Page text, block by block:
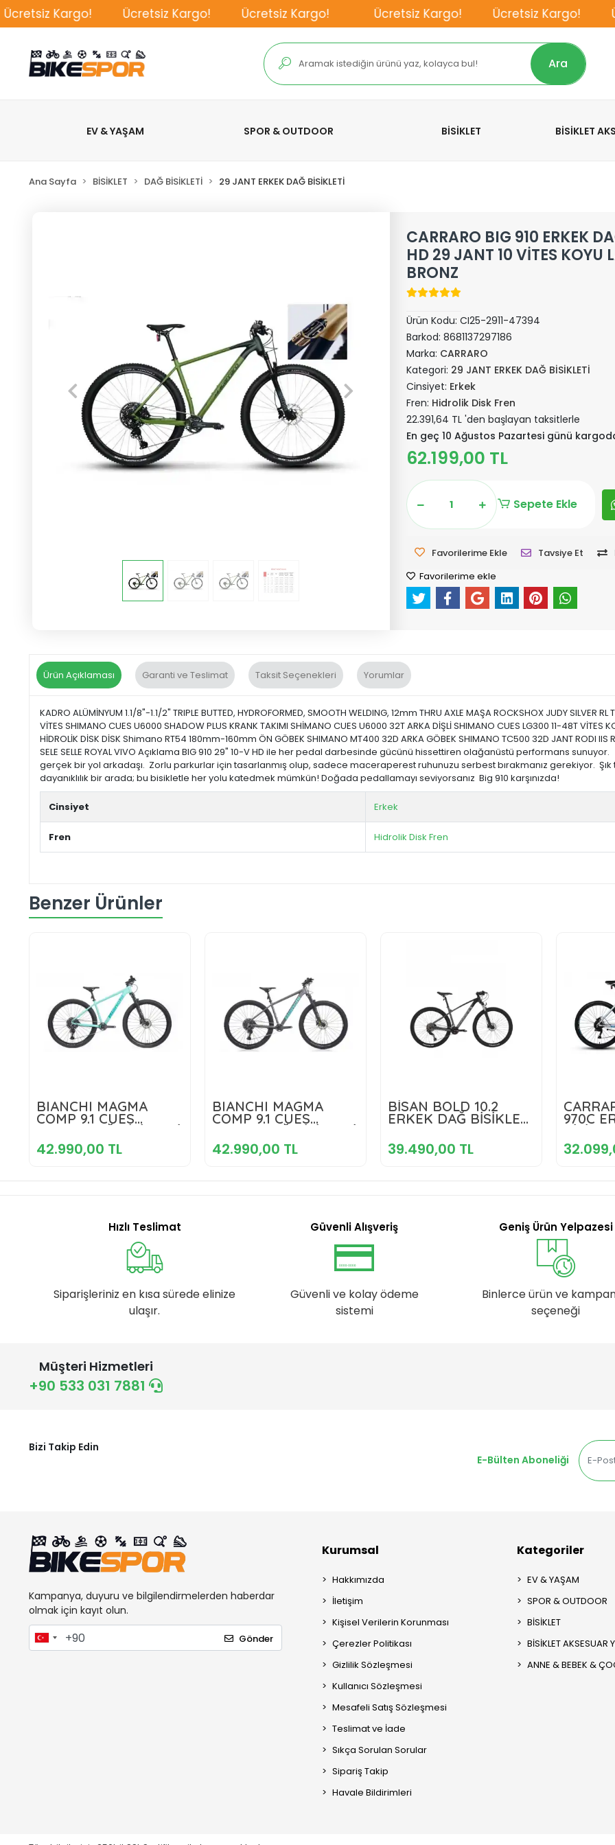
Kargo! Ücretsiz Kargo! Ücretsiz Kargo! Ücretsiz Kargo! Ücretsiz Kargo!
Ara
EV & YAŞAM SPOR & OUTDOOR BİSİKLET BİSİKLET
Ana Sayfa BİSİKLET DAĞ BİSİKLETİ 29 JANT ERKEK DAĞ BİSİKLETİ
CARRARO BIG 910 ERKEK
HD 29 JANT 10 VİTES KOYU
BRONZ
Ürün Kodu: CI25-2911-47394
Barkod: 8681137297186
Marka: CARRARO
Kategori: 29 JANT ERKEK DAĞ BİSİKLETİ
Cinsiyet: Erkek
Fren: Hidrolik Disk Fren
22.391,64 TL 'den başlayan taksitlerle
En geç 10 Ağustos Pazartesi günü
62.199,00 TL
Sepete Ekle
Favorilerime Ekle Tavsiye Et
Favorilerime ekle
Ürün Açıklaması Garanti ve Teslimat Taksit Seçenekleri Yorumlar
KADRO ALÜMİNYUM 1.1/8"-1.1/2" TRIPLE BUTTED, HYDROFORMED, SMOOTH WELDING, 12mm THRU AXLE MAŞA ROCKSHOX JUDY SILVER
VİTES SHIMANO CUES U6000 SHADOW PLUS KRANK TAKIMI SHİMANO CUES U6000 32T ARKA DİŞLİ SHIMANO CUES LG300 11-48T VİTES
HİDROLİK DİSK DİSK Shimano RT54 180mm-160mm ÖN GÖBEK SHIMANO MT400 32D ARKA GÖBEK SHIMANO TC500 32D JANT RODI IIS
SELE SELLE ROYAL VIVO Açıklama BIG 910 29" 10-V HD ile her pedal darbesinde gücünü hissettiren olağanüstü performans
gerçek bir yol arkadaşı. Zorlu parkurlar için tasarlanmış olup, sadece maceraperest ruhunuzu serbest bırakmanız gerekiyor.
dayanıklılık bir arada; bu bisikletle her yolu katedmek mümkün! Doğada pedallamayı seviyorsanız Big 910 karşınızda!
Cinsiyet Erkek
Fren Hidrolik Disk Fren
Benzer Ürünler
BIANCHI MAGMA
COMP 9.1 CUES
ERKEK DAĞ BİSİKLETİ
430H HD 29 JANT 10
VİTES CELESTE
42.990,00 TL
42.990,00 TL
Sepete Ekle
BIANCHI MAGMA
COMP 9.1 CUES
ERKEK DAĞ BİSİKLETİ
480H HD 29 JANT 10
VİTES GRAPHITE
42.990,00 TL
42.990,00 TL
Sepete Ekle
BİSAN BOLD 10.2
ERKEK DAĞ BİSİKLETİ
VİTES SİYAH GRİ GRİ
39.490,00 TL
39.490,00 TL
Sepete Ekle
970C
JANT 18
GÜMÜŞ
Hızlı Teslimat
Siparişleriniz en kısa sürede elinize
ulaşır.
Güvenli Alışveriş
Güvenli ve kolay ödeme
sistemi
Geniş Ürün Yelpazesi
Binlerce ürün ve
seçeneği
Müşteri Hizmetleri
+90 533 031 7881
Bizi Takip Edin
E-Bülten Aboneliği
Kampanya, duyuru ve bilgilendirmelerden haberdar
olmak için kayıt olun.
Gönder
Kurumsal
Hakkımızda
İletişim
Kişisel Verilerin Korunması
Çerezler Politikası
Gizlilik Sözleşmesi
Kullanıcı Sözleşmesi
Mesafeli Satış Sözleşmesi
Teslimat ve İade
Sıkça Sorulan Sorular
Sipariş Takip
Havale Bildirimleri
Kategoriler
EV & YAŞAM
SPOR & OUTDOOR
BİSİKLET
BİSİKLET AKSESUAR
ANNE & BEBEK &